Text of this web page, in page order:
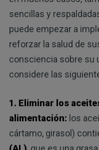
sencillas y
puede empezar a
reforzar la salud de
consciencia sobre su
considere las
1. Eliminar los
alimentación: los
cártamo, girasol)